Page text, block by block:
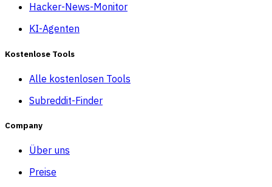
Hacker-News-Monitor
KI-Agenten
Kostenlose Tools
Alle kostenlosen Tools
Subreddit-Finder
Company
Über uns
Preise